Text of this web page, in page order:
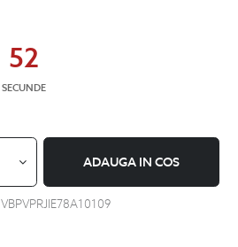
51
SECUNDE
ADAUGA IN COS
VBPVPRJIE78A10109